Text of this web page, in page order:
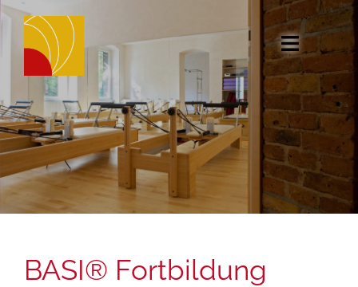
Zum
Inhalt
springen
BASI® Fortbildung